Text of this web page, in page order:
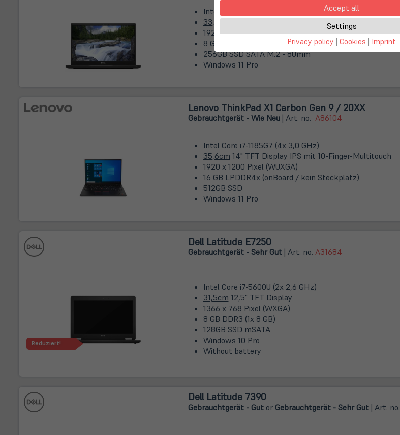
Intel Core i5-8350U (4x 1,70 GHz)
33,8cm13,3" TFT Display
1920 x 1080 Pixel (FHD)
8 GB DDR4 (1x 8 GB)
256GB SSD SATA M.2 - 80mm
Windows 11 Pro
Lenovo ThinkPad X1 Carbon Gen 9 / 20XX
Gebrauchtgerät - Wie Neu| Art. no. A86104
Intel Core i7-1185G7 (4x 3,0 GHz)
35,6cm 14" TFT Display IPS mit 10-Finger-Multitouch
1920 x 1200 Pixel (WUXGA)
16 GB LPDDR4x (onBoard / kein Steckplatz)
512GB SSD
Windows 11 Pro
Dell Latitude E7250
Gebrauchtgerät - Sehr Gut| Art. no. A31684
Reduziert!
Intel Core i7-5600U (2x 2,6 GHz)
31,5cm 12,5" TFT Display
1366 x 768 Pixel (WXGA)
8 GB DDR3 (1x 8 GB)
128GB SSD mSATA
Windows 10 Pro
Without battery
Dell Latitude 7390
Gebrauchtgerät - Gutor Gebrauchtgerät - Sehr Gut| Art. no.
Accept all
Settings
Privacy policy | Cookies | Imprint